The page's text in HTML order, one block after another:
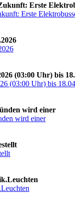
Erste
Erste
(03:00 Uhr) bis
(03:00 Uhr) bis
wird einer
wird einer